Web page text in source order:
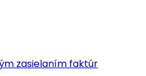
zasielaním faktúr